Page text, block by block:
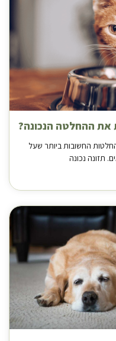
את ההחלטה הנכונה?
החשובות ביותר שעל
תזונה נכונה